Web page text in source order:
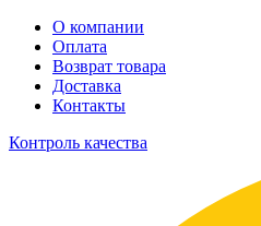
О компании
Оплата
Возврат товара
Доставка
Контакты
Контроль качества